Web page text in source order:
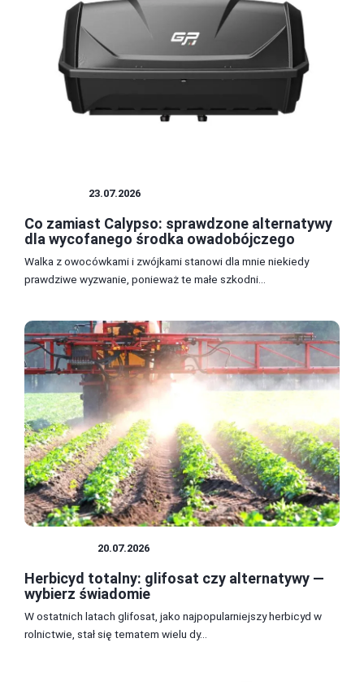
23.07.2026
Co zamiast Calypso: sprawdzone alternatywy
dla wycofanego środka owadobójczego
Walka z owocówkami i zwójkami stanowi dla mnie niekiedy
prawdziwe wyzwanie, ponieważ te małe szkodni...
20.07.2026
Herbicyd totalny: glifosat czy alternatywy —
wybierz świadomie
W ostatnich latach glifosat, jako najpopularniejszy herbicyd w
rolnictwie, stał się tematem wielu dy...